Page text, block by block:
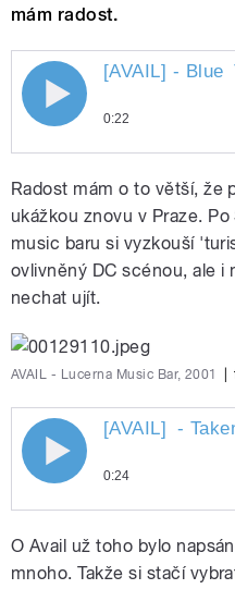
mám radost.
[AVAIL] - Blue
[AVAIL] - Blue
0:22
Radost mám o to větší, že
ukážkou znovu v Praze.
music baru si vyzkouší
ovlivněný DC scénou, ale i
nechat ujít.
AVAIL - Lucerna Music Bar, 2001
[AVAIL] - Taken
[AVAIL] -
0:24
O Avail už toho bylo
mnoho. Takže si stačí